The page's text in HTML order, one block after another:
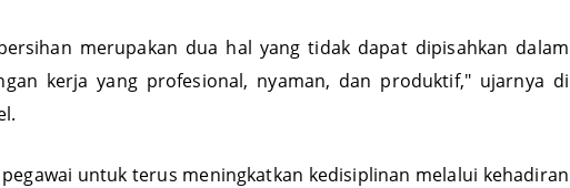
merupakan dua hal yang tidak dapat dipisahkan dalam
kerja yang profesional, nyaman, dan produktif," ujarnya di
untuk terus meningkatkan kedisiplinan melalui kehadiran